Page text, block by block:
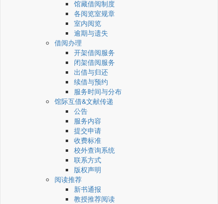
馆藏借阅制度
各阅览室规章
室内阅览
逾期与遗失
借阅办理
开架借阅服务
闭架借阅服务
出借与归还
续借与预约
服务时间与分布
馆际互借&文献传递
公告
服务内容
提交申请
收费标准
校外查询系统
联系方式
版权声明
阅读推荐
新书通报
教授推荐阅读